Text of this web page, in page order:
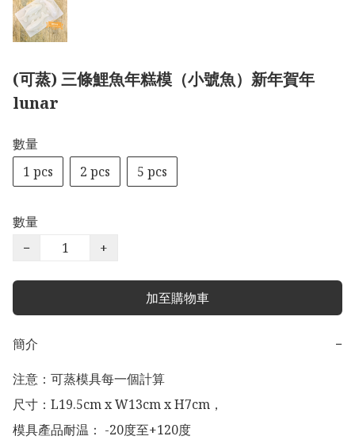
(可蒸) 三條鯉魚年糕模（小號魚）新年賀年
lunar
數量
1 pcs
2 pcs 5 pcs
數量
−
+
加至購物車
簡介
−
注意：可蒸模具每一個計算
尺寸：L19.5cm x W13cm x H7cm，
模具產品耐温： -20度至+120度